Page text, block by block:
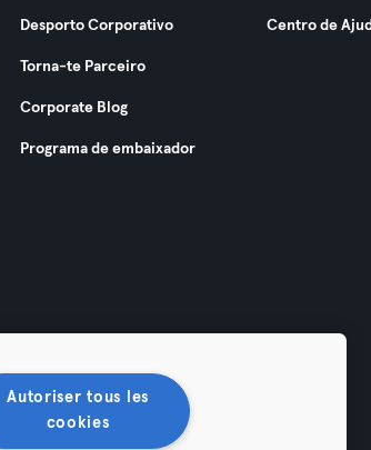
Desporto Corporativo
Torna-te Parceiro
Corporate Blog
Programa de embaixador
Centro de
Autoriser tous les
cookies